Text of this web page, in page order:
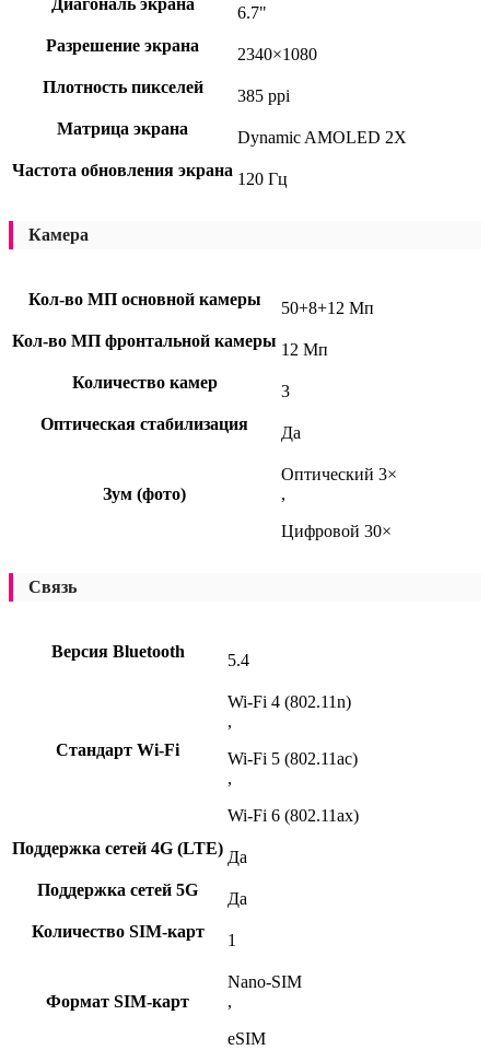
Диагональ экрана
6.7"
Разрешение экрана
2340×1080
Плотность пикселей
385 ppi
Матрица экрана
Dynamic AMOLED 2X
Частота обновления экрана 120 Гц
Камера
Кол-во МП основной камеры
50+8+12 Мп
Кол-во МП фронтальной камеры 12 Мп
Количество камер
3
Оптическая стабилизация
Да
Зум (фото)
Оптический 3×
,
Цифровой 30×
Связь
Версия Bluetooth 5.4
Стандарт Wi-Fi
Wi-Fi 4 (802.11n)
,
Wi-Fi 5 (802.11ac)
,
Wi-Fi 6 (802.11ax)
Поддержка сетей 4G (LTE) Да
Поддержка сетей 5G
Да
Количество SIM-карт
1
Формат SIM-карт
Nano-SIM
,
eSIM